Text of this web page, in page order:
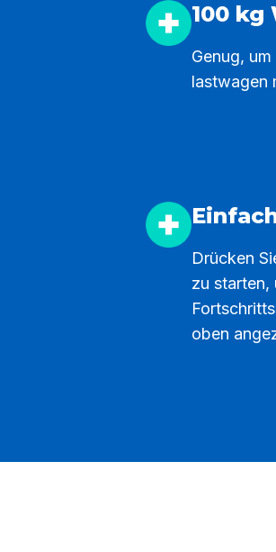
100
Genug,
lastwagen
Drücken
zu starten,
oben